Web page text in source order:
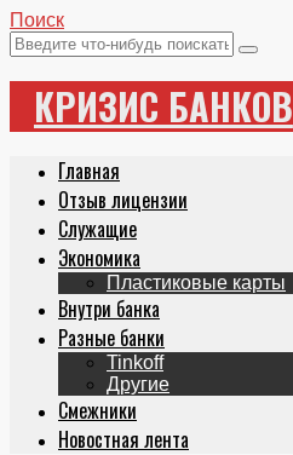
Поиск
КРИЗИС БАНКОВ
Главная
Отзыв лицензии
Служащие
Экономика
Пластиковые карты
Внутри банка
Разные банки
Tinkoff
Другие
Смежники
Новостная лента